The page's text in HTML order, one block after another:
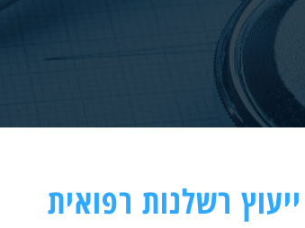
ייעוץ רשלנות רפואית